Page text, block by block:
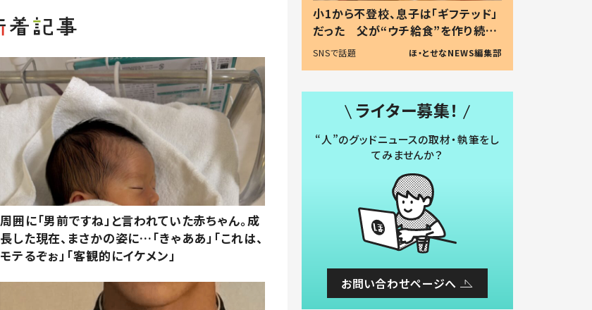
周囲に「男前ですね」と言われていた赤ちゃん。成
長した現在、まさかの姿に…「きゃああ」「これは、
モテるぞぉ」「客観的にイケメン」
小1から不登校、息子は「ギフテッド」
だった 父が“ウチ給食”を作り続け
る理由とは #令和の親 #令和の子
SNSで話題 ほ・とせなNEWS編集部
ライター募集！
“人”のグッドニュースの取材・執筆をし
てみませんか？
お問い合わせページへ